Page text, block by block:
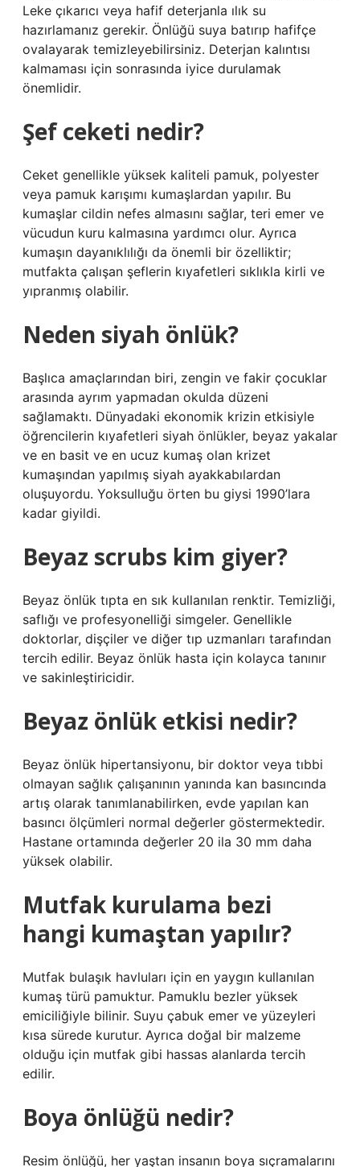
Leke çıkarıcı veya hafif deterjanla ılık su
hazırlamanız gerekir. Önlüğü suya batırıp hafifçe
ovalayarak temizleyebilirsiniz. Deterjan kalıntısı
kalmaması için sonrasında iyice durulamak
önemlidir.
Şef ceketi nedir?
Ceket genellikle yüksek kaliteli pamuk, polyester
veya pamuk karışımı kumaşlardan yapılır. Bu
kumaşlar cildin nefes almasını sağlar, teri emer ve
vücudun kuru kalmasına yardımcı olur. Ayrıca
kumaşın dayanıklılığı da önemli bir özelliktir;
mutfakta çalışan şeflerin kıyafetleri sıklıkla kirli ve
yıpranmış olabilir.
Neden siyah önlük?
Başlıca amaçlarından biri, zengin ve fakir çocuklar
arasında ayrım yapmadan okulda düzeni
sağlamaktı. Dünyadaki ekonomik krizin etkisiyle
öğrencilerin kıyafetleri siyah önlükler, beyaz yakalar
ve en basit ve en ucuz kumaş olan krizet
kumaşından yapılmış siyah ayakkabılardan
oluşuyordu. Yoksulluğu örten bu giysi 1990’lara
kadar giyildi.
Beyaz scrubs kim giyer?
Beyaz önlük tıpta en sık kullanılan renktir. Temizliği,
saflığı ve profesyonelliği simgeler. Genellikle
doktorlar, dişçiler ve diğer tıp uzmanları tarafından
tercih edilir. Beyaz önlük hasta için kolayca tanınır
ve sakinleştiricidir.
Beyaz önlük etkisi nedir?
Beyaz önlük hipertansiyonu, bir doktor veya tıbbi
olmayan sağlık çalışanının yanında kan basıncında
artış olarak tanımlanabilirken, evde yapılan kan
basıncı ölçümleri normal değerler göstermektedir.
Hastane ortamında değerler 20 ila 30 mm daha
yüksek olabilir.
Mutfak kurulama bezi
hangi kumaştan yapılır?
Mutfak bulaşık havluları için en yaygın kullanılan
kumaş türü pamuktur. Pamuklu bezler yüksek
emiciliğiyle bilinir. Suyu çabuk emer ve yüzeyleri
kısa sürede kurutur. Ayrıca doğal bir malzeme
olduğu için mutfak gibi hassas alanlarda tercih
edilir.
Boya önlüğü nedir?
Resim önlüğü, her yaştan insanın boya sıçramalarını